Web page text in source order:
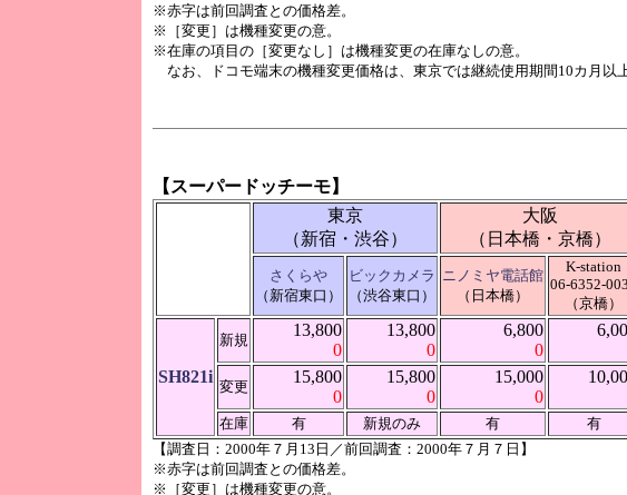
※赤字は前回調査との価格差。
※［変更］は機種変更の意。
※在庫の項目の［変更なし］は機種変更の在庫なしの意。
なお、ドコモ端末の機種変更価格は、東京では継続使用期間10カ月以
【スーパードッチーモ】
東京
（新宿・渋谷）
大阪
（日本橋・京橋）
さくらや
（新宿東口）
ビックカメラ
（渋谷東口）
ニノミヤ電話館
（日本橋）
K-station
06-6352-
（京橋）
SH821i
新規
13,800
0
13,800
0
6,800
0
変更
15,800
0
15,800
0
15,000
0
在庫 有 新規のみ 有
有
【調査日：2000年７月13日／前回調査：2000年７月７日】
※赤字は前回調査との価格差。
※［変更］は機種変更の意。